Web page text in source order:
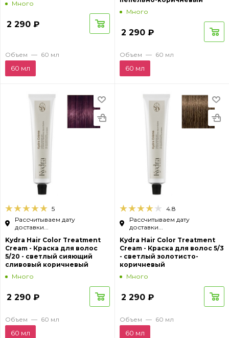
Много
2 290 ₽
Объем — 60 мл
60 мл
Много
2 290 ₽
Объем — 60 мл
60 мл
5
Рассчитываем дату
доставки...
Kydra Hair Color Treatment
Cream - Краска для волос
5/20 - светлый сияющий
сливовый коричневый
Много
2 290 ₽
Объем — 60 мл
60 мл
4.8
Рассчитываем дату
доставки...
Kydra Hair Color Treatment
Cream - Краска для волос 5/3
- светлый золотисто-
коричневый
Много
2 290 ₽
Объем — 60 мл
60 мл